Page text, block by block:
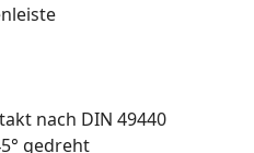
nach DIN 49440
gedreht